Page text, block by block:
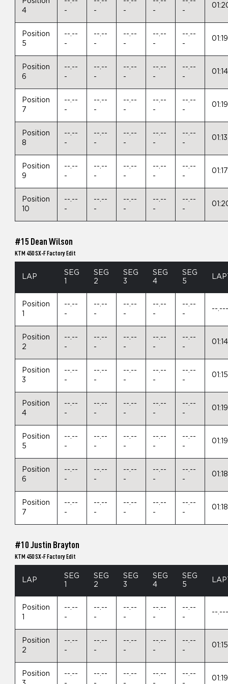
4
-
-
-
-
-
Position
5
--.--
-
--.--
-
--.--
-
--.--
-
--.--
-
Position
6
--.--
-
--.--
-
--.--
-
--.--
-
--.--
-
Position
7
--.--
-
--.--
-
--.--
-
--.--
-
--.--
-
Position
8
--.--
-
--.--
-
--.--
-
--.--
-
--.--
-
Position
9
--.--
-
--.--
-
--.--
-
--.--
-
--.--
-
Position
10
--.--
-
--.--
-
--.--
-
--.--
-
--.--
-
#15 Dean Wilson
KTM 450 SX-F Factory Edit
LAP
SEG
SEG
2
SEG
3
SEG
4
SEG
5
Position
--.--
-
--.--
-
--.--
-
--.--
-
--.--
-
--
Position
2
--.--
-
--.--
-
--.--
-
--.--
-
--.--
-
Position
3
--.--
-
--.--
-
--.--
-
--.--
-
--.--
-
Position
4
--.--
-
--.--
-
--.--
-
--.--
-
--.--
-
Position
5
--.--
-
--.--
-
--.--
-
--.--
-
--.--
-
Position
6
--.--
-
--.--
-
--.--
-
--.--
-
--.--
-
Position
7
--.--
-
--.--
-
--.--
-
--.--
-
--.--
-
#10 Justin Brayton
KTM 450 SX-F Factory Edit
LAP
SEG
1
SEG
2
SEG
3
SEG
4
SEG
5
Position
1
--.--
-
--.--
-
--.--
-
--.--
-
--.--
-
--
Position
2
--.--
-
--.--
-
--.--
-
--.--
-
--.--
-
Position
--.--
--.--
--.--
--.--
--.--